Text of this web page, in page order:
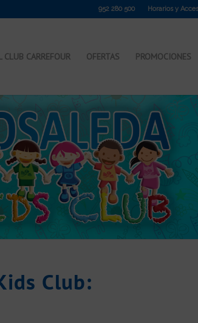
952 280 500 Horarios y
CLUB CARREFOUR OFERTAS PROMOCIONES
Club: